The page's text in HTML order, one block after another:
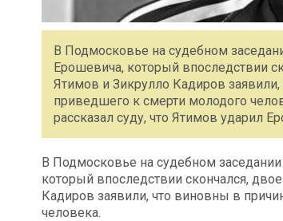
В Подмосковье на судебном
Ерошевича, который впоследствии
Ятимов и Зикрулло Кадиров
приведшего к смерти молодого
рассказал суду, что Ятимов ударил
В Подмосковье на судебном
который впоследствии скончался,
Кадиров заявили, что виновны в
человека.